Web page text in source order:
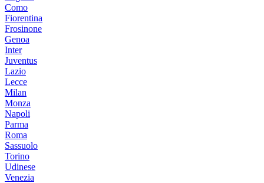
Como
Fiorentina
Frosinone
Genoa
Inter
Juventus
Lazio
Lecce
Milan
Monza
Napoli
Parma
Roma
Sassuolo
Torino
Udinese
Venezia